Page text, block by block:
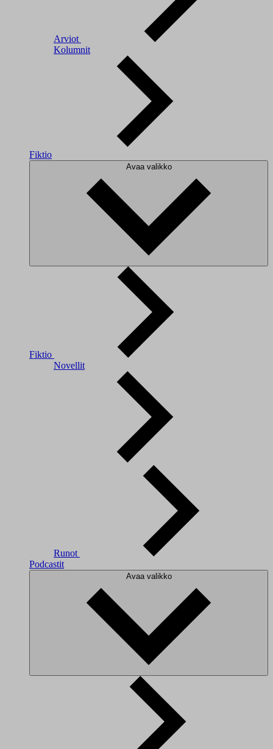
Arviot
Kolumnit
Fiktio
Avaa valikko
Fiktio
Novellit
Runot
Podcastit
Avaa valikko